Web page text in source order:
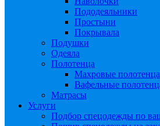
Пододеяльники
Простыни
Покрывала
Подушки
Одеяла
Полотенца
Махровые полотенца
Вафельные
Матрасы
Услуги
Подбор спецодежды по